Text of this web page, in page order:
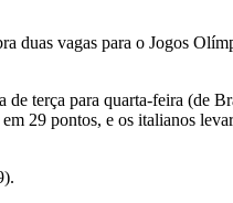
duas vagas para o Jogos
de terça para quarta-feira (de
29 pontos, e os italianos